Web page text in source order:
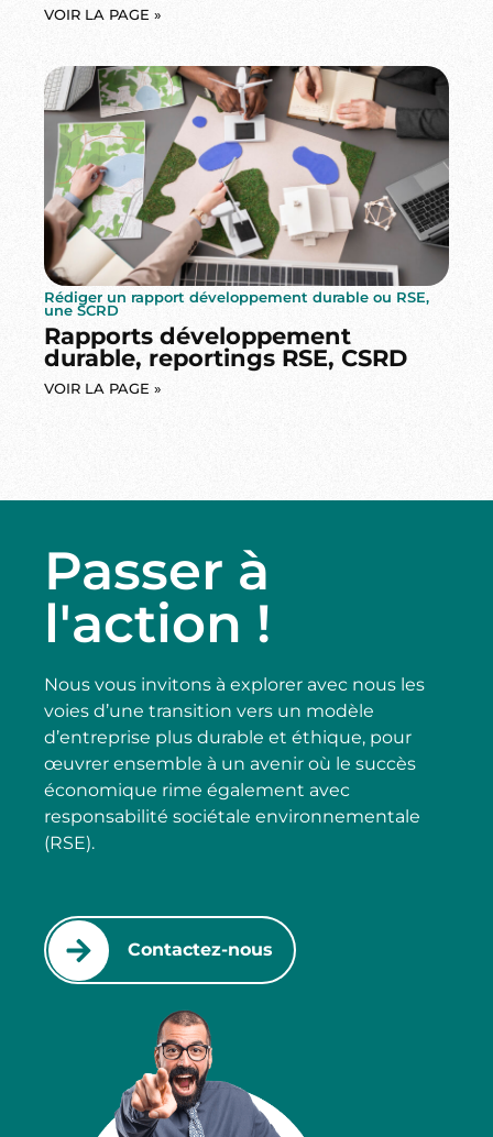
VOIR LA PAGE »
Rédiger un rapport développement durable ou RSE,
une SCRD
Rapports développement
durable, reportings RSE, CSRD
VOIR LA PAGE »
Passer à
l'action !
Nous vous invitons à explorer avec nous les
voies d’une transition vers un modèle
d’entreprise plus durable et éthique, pour
œuvrer ensemble à un avenir où le succès
économique rime également avec
responsabilité sociétale environnementale
(RSE).
Contactez-nous